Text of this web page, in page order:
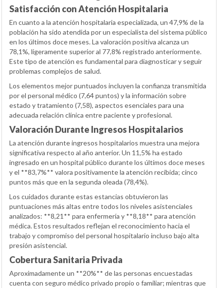
Satisfacción con Atención Hospitalaria
En cuanto a la atención hospitalaria especializada, un 47,9% de la
población ha sido atendida por un especialista del sistema público
en los últimos doce meses. La valoración positiva alcanza un
78,1%, ligeramente superior al 77,8% registrado anteriormente.
Este tipo de atención es fundamental para diagnosticar y seguir
problemas complejos de salud.
Los elementos mejor puntuados incluyen la confianza transmitida
por el personal médico (7,64 puntos) y la información sobre
estado y tratamiento (7,58), aspectos esenciales para una
adecuada relación clínica entre paciente y profesional.
Valoración Durante Ingresos Hospitalarios
La atención durante ingresos hospitalarios muestra una mejora
significativa respecto al año anterior. Un 11,5% ha estado
ingresado en un hospital público durante los últimos doce meses
y el **83,7%** valora positivamente la atención recibida; cinco
puntos más que en la segunda oleada (78,4%).
Los cuidados durante estas estancias obtuvieron las
puntuaciones más altas entre todos los niveles asistenciales
analizados: **8,21** para enfermería y **8,18** para atención
médica. Estos resultados reflejan el reconocimiento hacia el
trabajo y compromiso del personal hospitalario incluso bajo alta
presión asistencial.
Cobertura Sanitaria Privada
Aproximadamente un **20%** de las personas encuestadas
cuenta con seguro médico privado propio o familiar; mientras que